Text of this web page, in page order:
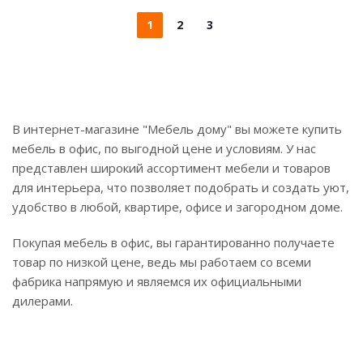
1 2 3
В интернет-магазине "Мебель дому" вы можете купить
мебель в офис, по выгодной цене и условиям. У нас
представлен широкий ассортимент мебели и товаров
для интерьера, что позволяет подобрать и создать уют,
удобство в любой, квартире, офисе и загородном доме.
Покупая мебель в офис, вы гарантированно получаете
товар по низкой цене, ведь мы работаем со всеми
фабрика напрямую и являемся их официальными
дилерами.